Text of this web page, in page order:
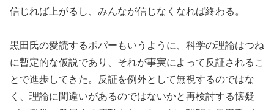
信じれば上がるし、みんなが信じなくなれば終わる。
黒田氏の愛読するポパーもいうように、科学の理論はつね
に暫定的な仮説であり、それが事実によって反証されるこ
とで進歩してきた。反証を例外として無視するのではな
く、理論に間違いがあるのではないかと再検討する懐疑